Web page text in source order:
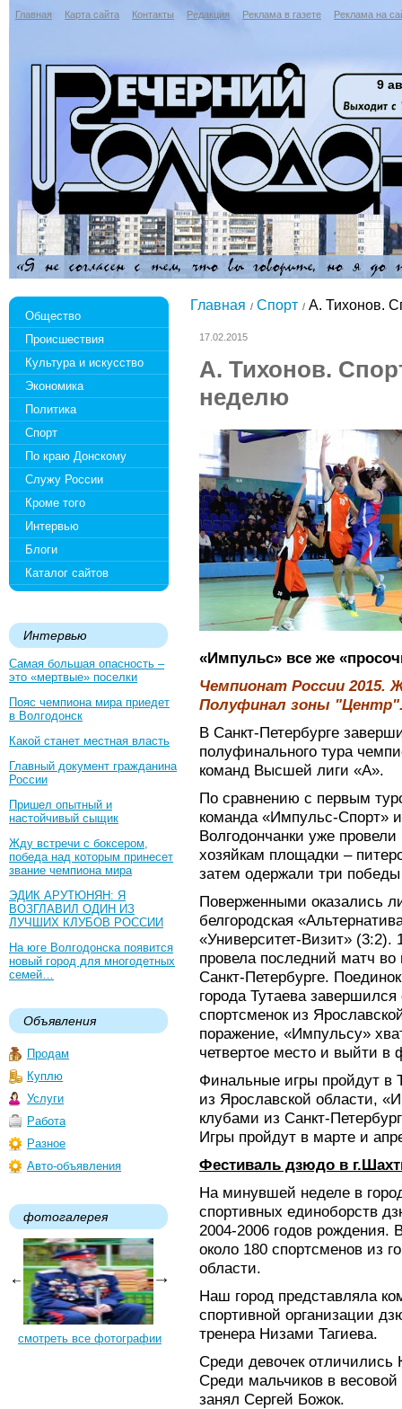
Главная Карта сайта Контакты Редакция Реклама в газете Реклама на
9
Общество
Происшествия
Культура и искусство
Экономика
Политика
Спорт
По краю Донскому
Служу России
Кроме того
Интервью
Блоги
Каталог сайтов
Интервью
Самая большая опасность –
это «мертвые» поселки
Пояс чемпиона мира приедет
в Волгодонск
Какой станет местная власть
Главный документ гражданина
России
Пришел опытный и
настойчивый сыщик
Жду встречи с боксером,
победа над которым принесет
звание чемпиона мира
ЭДИК АРУТЮНЯН: Я
ВОЗГЛАВИЛ ОДИН ИЗ
ЛУЧШИХ КЛУБОВ РОССИИ
На юге Волгодонска появится
новый город для многодетных
семей…
Объявления
Продам
Куплю
Услуги
Работа
Разное
Авто-объявления
фотогалерея
смотреть все фотографии
Главная Спорт А. Тихонов.
17.02.2015
А. Тихонов.
неделю
«Импульс» все же
Чемпионат России
Полуфинал зоны
В Санкт-Петербурге
полуфинального тура
команд Высшей лиги «А».
По сравнению с первым
команда «Импульс-Спорт»
Волгодончанки уже
хозяйкам площадки –
затем одержали три
Поверженными оказались
белгородская
«Университет-Визит»
провела последний матч
Санкт-Петербурге.
города Тутаева
спортсменок из
поражение, «Импульсу»
четвертое место и выйти в
Финальные игры пройдут в
из Ярославской области,
клубами из Санкт-
Игры пройдут в марте и
Фестиваль дзюдо в
На минувшей неделе в
спортивных единоборств
2004-2006 годов рождения.
около 180 спортсменов из
области.
Наш город представляла
спортивной организации
тренера Низами Тагиева.
Среди девочек отличились
Среди мальчиков в весовой
занял Сергей Божок.